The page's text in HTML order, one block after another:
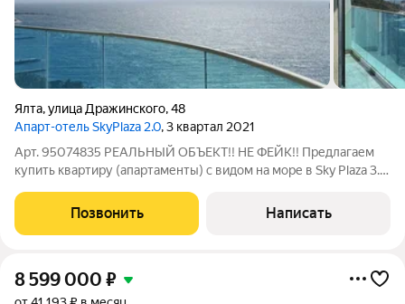
Ялта,улица Дражинского,48
Апарт-отель SkyPlaza 2.0, 3 квартал 2021
Арт. 95074835 РЕАЛЬНЫЙ ОБЪЕКТ!! НЕ ФЕЙК!! Предлагаем
купить квартиру (апартаменты) с видом на море в Sky Plaza 3.0
пляж! Апартаменты в Sky Plaza - идеальный вариант как для
постоянной жизни,
Позвонить Написать
8 599 000 ₽